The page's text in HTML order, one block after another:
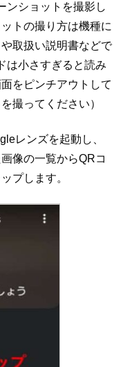
ンショットを撮影し
トの撮り方は機種に
取扱い説明書などで
は小さすぎると読み
をピンチアウトして
撮ってください）
レンズを起動し、
像の一覧からQRコ
プします。